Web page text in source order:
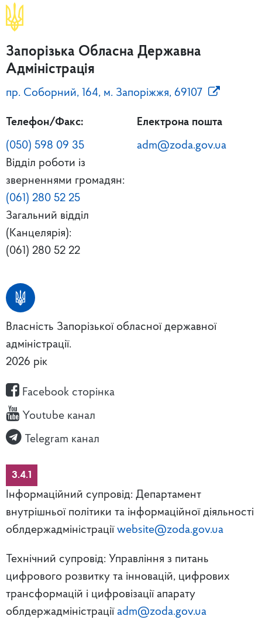
Запорізька Обласна Державна
Адміністрація
пр. Соборний, 164, м. Запоріжжя, 69107
Телефон/Факс:
(050) 598 09 35
Відділ роботи із
зверненнями громадян:
(061) 280 52 25
Загальний відділ
(Канцелярія):
(061) 280 52 22
Електрона пошта
adm@zoda.gov.ua
Власність Запорізької обласної державної
адміністрації.
2026 рік
Facebook сторінка
Youtube канал
Telegram канал
3.4.1
Інформаційний супровід: Департамент
внутрішньої політики та інформаційної діяльності
облдержадміністрації website@zoda.gov.ua
Технічний супровід: Управління з питань
цифрового розвитку та інновацій, цифрових
трансформацій і цифровізації апарату
облдержадміністрації adm@zoda.gov.ua